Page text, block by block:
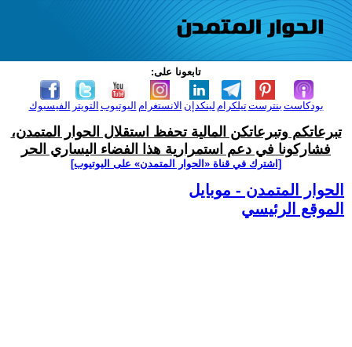
تابعونا على:
الفيسبوك التويتر اليوتيوب الانستغرام لينكدإن تيلكرامبنترست بودكاست
تبرعاتكم وتبرعاتكن المالية تحفظ استقلال الحوار المتمدن،
فشاركونا في دعم استمرارية هذا الفضاء اليساري الحر
[اشترك في قناة ‫«الحوار المتمدن» على اليوتيوب]
الحوار المتمدن - موبايل
الموقع الرئيسي